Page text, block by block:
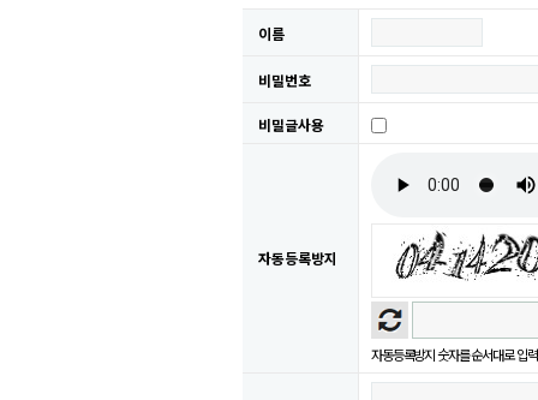
이름
비밀번호
비밀글사용
자동등록방지
자동등록방지 숫자를 순서대로 입